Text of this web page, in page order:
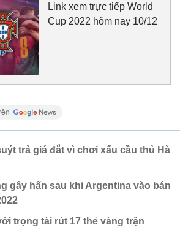
Link xem trực tiếp World
Cup 2022 hôm nay 10/12
trả giá đắt vì chơi xấu cầu thủ Hà
gây hấn sau khi Argentina vào bán
trọng tài rút 17 thẻ vàng trận